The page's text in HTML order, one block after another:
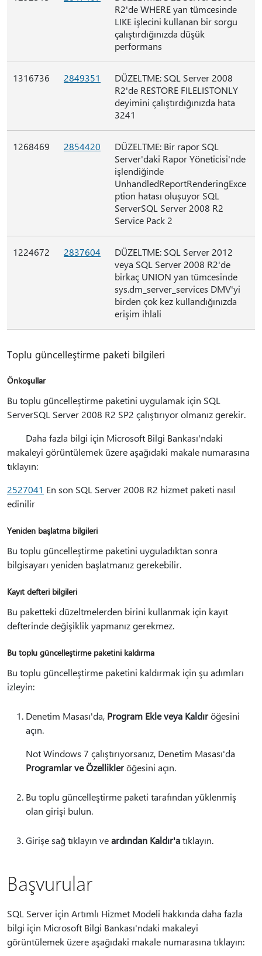
R2'de WHERE yan tümcesinde
LIKE işlecini kullanan bir sorgu
çalıştırdığınızda düşük
performans
1316736 2849351
DÜZELTME: SQL Server 2008
R2'de RESTORE FILELISTONLY
deyimini çalıştırdığınızda hata
3241
1268469 2854420
DÜZELTME: Bir rapor SQL
Server'daki Rapor Yöneticisi'nde
işlendiğinde
UnhandledReportRenderingExce
ption hatası oluşuyor SQL
ServerSQL Server 2008 R2
Service Pack 2
1224672 2837604
DÜZELTME: SQL Server 2012
veya SQL Server 2008 R2'de
birkaç UNION yan tümcesinde
sys.dm_server_services DMV'yi
birden çok kez kullandığınızda
erişim ihlali
Toplu güncelleştirme paketi bilgileri
Önkoşullar
Bu toplu güncelleştirme paketini uygulamak için SQL
ServerSQL Server 2008 R2 SP2 çalıştırıyor olmanız gerekir.
Daha fazla bilgi için Microsoft Bilgi Bankası'ndaki
makaleyi görüntülemek üzere aşağıdaki makale numarasına
tıklayın:
2527041 En son SQL Server 2008 R2 hizmet paketi nasıl
edinilir
Yeniden başlatma bilgileri
Bu toplu güncelleştirme paketini uyguladıktan sonra
bilgisayarı yeniden başlatmanız gerekebilir.
Kayıt defteri bilgileri
Bu paketteki düzeltmelerden birini kullanmak için kayıt
defterinde değişiklik yapmanız gerekmez.
Bu toplu güncelleştirme paketini kaldırma
Bu toplu güncelleştirme paketini kaldırmak için şu adımları
izleyin:
Denetim Masası'da, Program Ekle veya Kaldıröğesini
açın.
Not Windows 7 çalıştırıyorsanız, Denetim Masası'da
Programlar ve Özellikleröğesini açın.
Bu toplu güncelleştirme paketi tarafından yüklenmiş
olan girişi bulun.
Girişe sağ tıklayın veardından Kaldır'atıklayın.
Başvurular
SQL Server için Artımlı Hizmet Modeli hakkında daha fazla
bilgi için Microsoft Bilgi Bankası'ndaki makaleyi
görüntülemek üzere aşağıdaki makale numarasına tıklayın: